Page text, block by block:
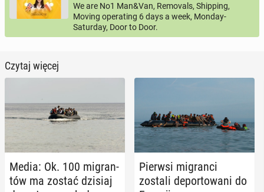
We are No1 Man&Van, Removals, Shipping,
Moving operating 6 days a week, Monday-
Saturday, Door to Door.
Czytaj więcej
Media: Ok. 100 mi­gran­
tów ma zostać dzisiaj
Pierwsi mi­gran­ci
zostali de­por­to­wa­ni do